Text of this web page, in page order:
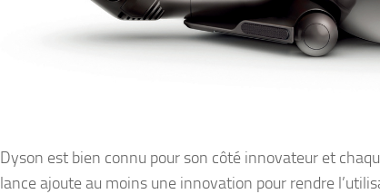
Dyson est bien connu pour son côté innovateur et
lance ajoute au moins une innovation pour rendre